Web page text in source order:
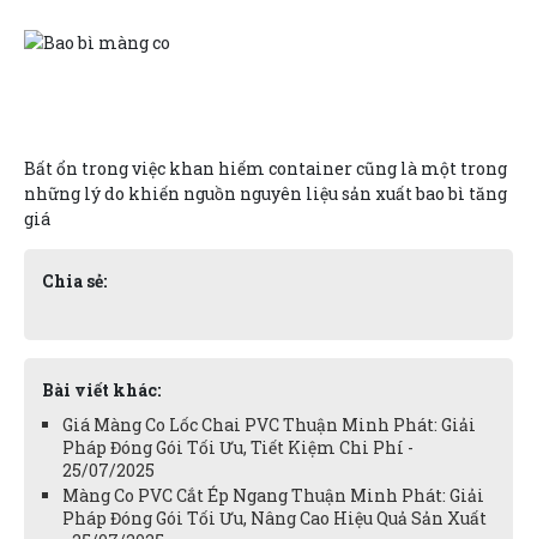
Bất ổn trong việc khan hiếm container cũng là một trong
những lý do khiến nguồn nguyên liệu sản xuất bao bì tăng
giá
Chia sẻ:
Bài viết khác:
Giá Màng Co Lốc Chai PVC Thuận Minh Phát: Giải
Pháp Đóng Gói Tối Ưu, Tiết Kiệm Chi Phí -
25/07/2025
Màng Co PVC Cắt Ép Ngang Thuận Minh Phát: Giải
Pháp Đóng Gói Tối Ưu, Nâng Cao Hiệu Quả Sản Xuất